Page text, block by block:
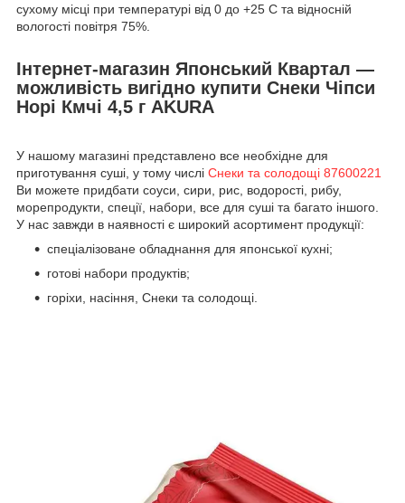
сухому місці при температурі від 0 до +25 С та відносній
вологості повітря 75%.
Інтернет-магазин Японський Квартал —
можливість вигідно купити Снеки Чіпси
Норі Кмчі 4,5 г AKURA
У нашому магазині представлено все необхідне для
приготування суші, у тому числі Снеки та солодощі 87600221
Ви можете придбати соуси, сири, рис, водорості, рибу,
морепродукти, спеції, набори, все для суші та багато іншого.
У нас завжди в наявності є широкий асортимент продукції:
спеціалізоване обладнання для японської кухні;
готові набори продуктів;
горіхи, насіння, Снеки та солодощі.